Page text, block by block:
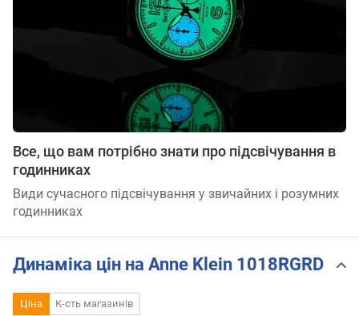
Все, що вам потрібно знати про підсвічування в
годинниках
Види сучасного підсвічування у звичайних і розумних
годинниках
Динаміка цін на Anne Klein 1018RGRD
Ціна К-сть магазинів